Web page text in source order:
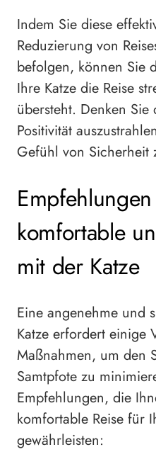
Indem Sie diese
Reduzierung von
befolgen, können Sie
Ihre Katze die Reise
übersteht. Denken
Positivität
Gefühl von Sicherheit
komfortable
mit der Katze
Eine angenehme und
Katze erfordert einige
Maßnahmen, um den
Samtpfote zu
Empfehlungen, die
komfortable Reise für
gewährleisten: